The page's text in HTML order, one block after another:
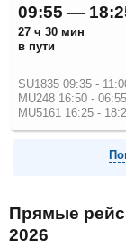
09:55 —
27 ч 30 мин
в пути
SU1835 09:35 -
MU248 16:50 - 06:55
MU5161 16:25 -
Прямые
2026